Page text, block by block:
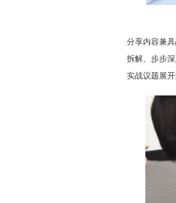
分享内容兼
拆解、步步
实战议题展